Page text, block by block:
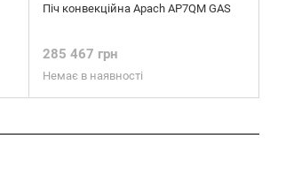
Піч конвекційна Apach AP7QM GAS
285 467 грн
Немає в наявності